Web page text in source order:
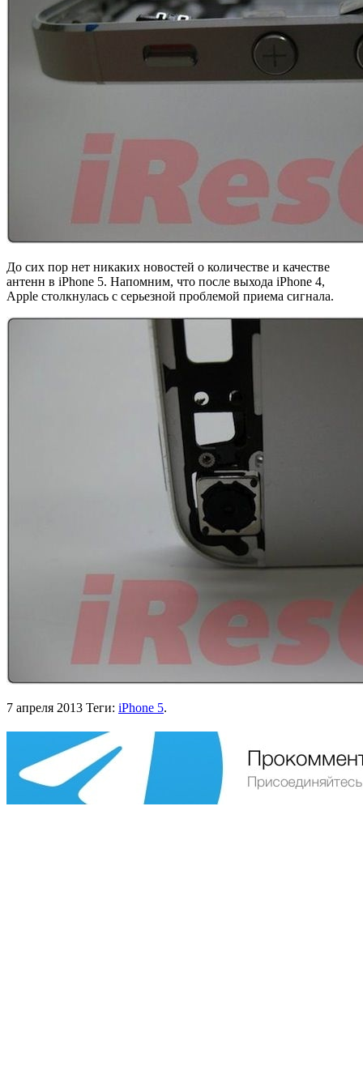
До сих пор нет никаких новостей о количестве и качестве
антенн в iPhone 5. Напомним, что после выхода iPhone 4,
Apple столкнулась с серьезной проблемой приема сигнала.
7 апреля 2013 Теги: iPhone 5.